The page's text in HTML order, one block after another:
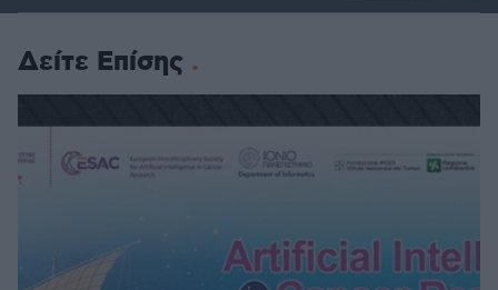
Δείτε Επίσης